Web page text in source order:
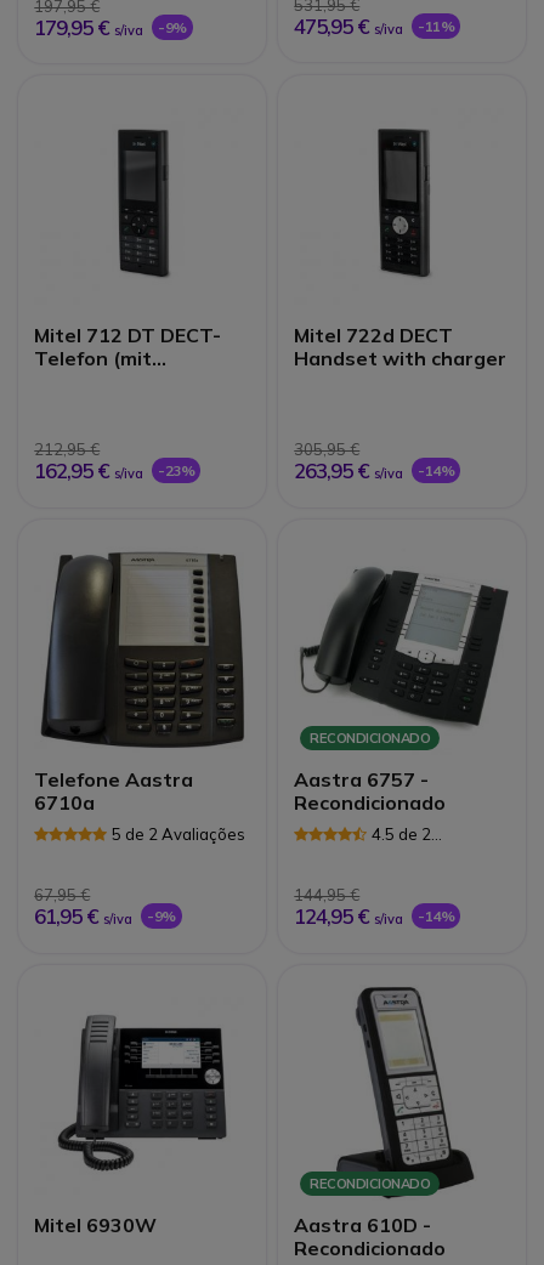
197,95 €
179,95 € s/iva -9%
531,95 €
475,95 € s/iva -11%
Mitel 712 DT DECT-
Telefon (mit
212,95 €
162,95 € s/iva -23%
Mitel 722d DECT
Handset with charger
305,95 €
263,95 € s/iva -14%
Telefone Aastra
6710a
5 de 2 Avaliações
67,95 €
61,95 € s/iva -9%
RECONDICIONADO
Aastra 6757 -
Recondicionado
4.5 de 2
144,95 €
124,95 € s/iva -14%
Mitel 6930W
RECONDICIONADO
Aastra 610D -
Recondicionado